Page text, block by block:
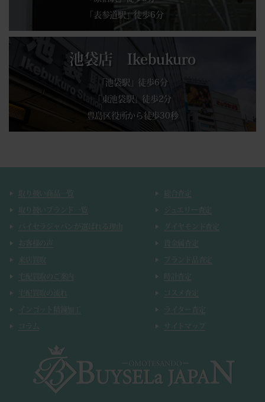
「表参道駅」徒歩6分
池袋店 Ikebukuro
「池袋駅」徒歩6分
「東池袋駅」徒歩2分
豊島区役所から徒歩30秒
取り扱い商品一覧
取り扱いブランド一覧
バイセラジャパンが選ばれる理由
お客様の声
来店買取
宅配買取のご案内
宅配買取の流れ
インゴット精錬加工
コラム
総合査定
ジュエリー査定
ダイヤモンド査定
貴金属査定
ブランド品査定
時計査定
コスメ査定
ライター査定
サイトマップ